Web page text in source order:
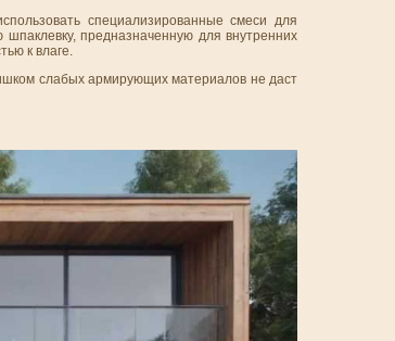
специализированные смеси для
предназначенную для внутренних
к влаге.
слабых армирующих материалов не даст